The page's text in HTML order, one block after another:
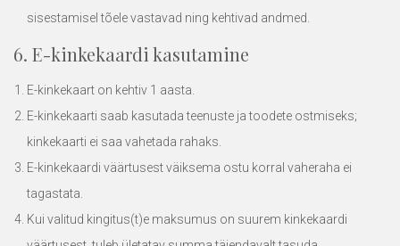
sisestamisel tõele vastavad ning kehtivad andmed.
6. E-kinkekaardi kasutamine
E-kinkekaart on kehtiv 1 aasta.
E-kinkekaarti saab kasutada teenuste ja toodete ostmiseks;
kinkekaarti ei saa vahetada rahaks.
E-kinkekaardi väärtusest väiksema ostu korral vaheraha ei
tagastata.
Kui valitud kingitus(t)e maksumus on suurem kinkekaardi